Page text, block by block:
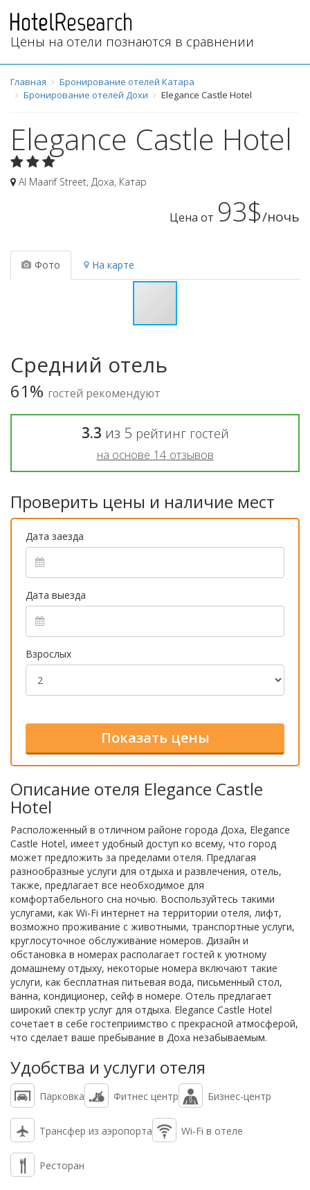
Цены на отели познаются в сравнении
Главная
Бронирование отелей Катара
Бронирование отелей Дохи
Elegance Castle Hotel
Elegance Castle Hotel
Al Maarif Street, Доха, Катар
Цена от 93$/ночь
Фото На карте
Средний отель
61% гостей рекомендуют
3.3 из 5 рейтинг гостей
на основе 14 отзывов
Проверить цены и наличие мест
Дата заезда
Дата выезда
Взрослых
Описание отеля Elegance Castle
Hotel
Расположенный в отличном районе города Доха, Elegance
Castle Hotel, имеет удобный доступ ко всему, что город
может предложить за пределами отеля. Предлагая
разнообразные услуги для отдыха и развлечения, отель,
также, предлагает все необходимое для
комфортабельного сна ночью. Воспользуйтесь такими
услугами, как Wi-Fi интернет на территории отеля, лифт,
возможно проживание с животными, транспортные услуги,
круглосуточное обслуживание номеров. Дизайн и
обстановка в номерах располагает гостей к уютному
домашнему отдыху, некоторые номера включают такие
услуги, как бесплатная питьевая вода, письменный стол,
ванна, кондиционер, сейф в номере. Отель предлагает
широкий спектр услуг для отдыха. Elegance Castle Hotel
сочетает в себе гостеприимство с прекрасной атмосферой,
что сделает ваше пребывание в Доха незабываемым.
Удобства и услуги отеля
Парковка Фитнес центр Бизнес-центр
Трансфер из аэропорта Wi-Fi в отеле
Ресторан